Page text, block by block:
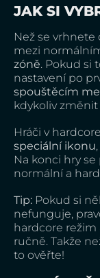
JAK SI
Než se vrhnete
mezi
zóně. Pokud si
nastavení po
spouštěcím
kdykoliv
Hráči v
speciální ikonu
Na konci hry
normální a
Tip: Pokud si
nefunguje,
hardcore
ručně. Takže
to ověřte!